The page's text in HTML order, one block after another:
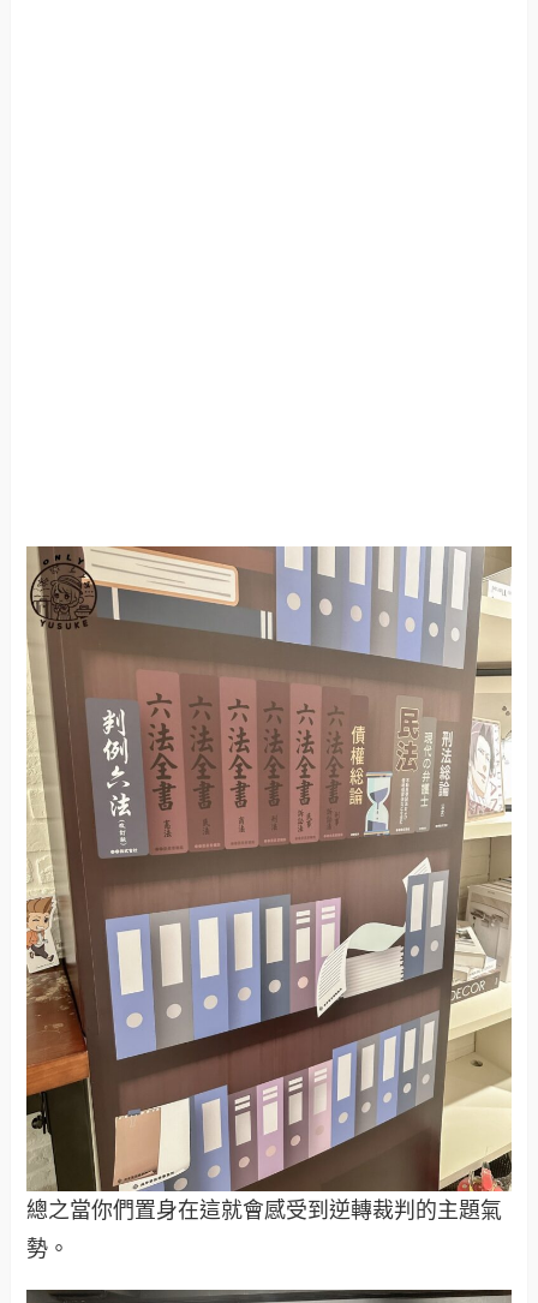
總之當你們置身在這就會感受到逆轉裁判的主題氣
勢。